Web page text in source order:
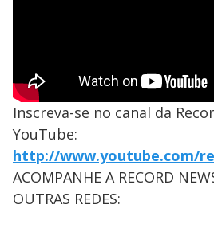
Inscreva-se no canal da
YouTube:
http://www.youtube.com/
ACOMPANHE A RECORD
OUTRAS REDES: